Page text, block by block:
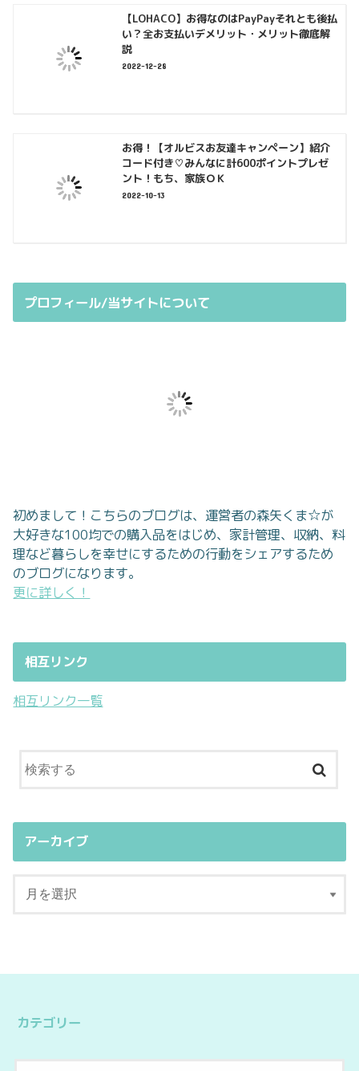
【LOHACO】お得なのはPayPayそれとも後払
い？全お支払いデメリット・メリット徹底解
説
2022-12-28
お得！【オルビスお友達キャンペーン】紹介
コード付き♡みんなに計600ポイントプレゼ
ント！もち、家族ＯＫ
2022-10-13
プロフィール/当サイトについて
初めまして！こちらのブログは、運営者の森矢くま☆が
大好きな100均での購入品をはじめ、家計管理、収納、料
理など暮らしを幸せにするための行動をシェアするため
のブログになります。
更に詳しく！
相互リンク
相互リンク一覧
アーカイブ
カテゴリー